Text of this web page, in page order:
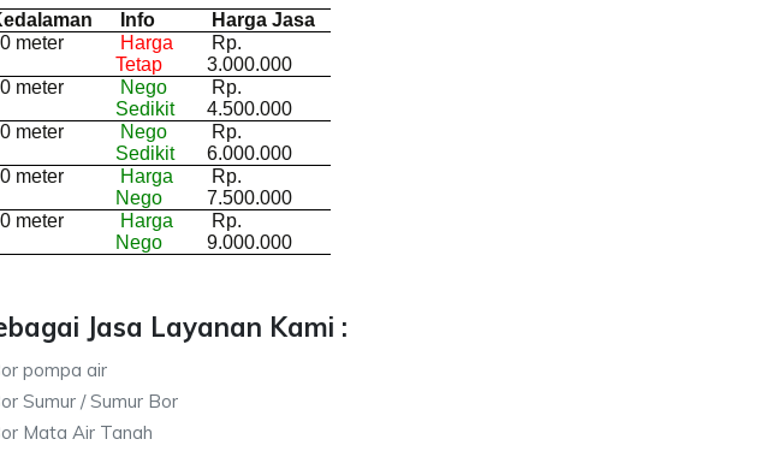
Info
Harga Jasa
meter
Harga
Tetap
Rp.
3.000.000
meter
Nego
Sedikit
Rp.
4.500.000
meter
Nego
Sedikit
Rp.
6.000.000
meter
Harga
Nego
Rp.
7.500.000
meter
Harga
Nego
Rp.
9.000.000
Jasa Layanan Kami :
pompa air
Sumur / Sumur Bor
Mata Air Tanah